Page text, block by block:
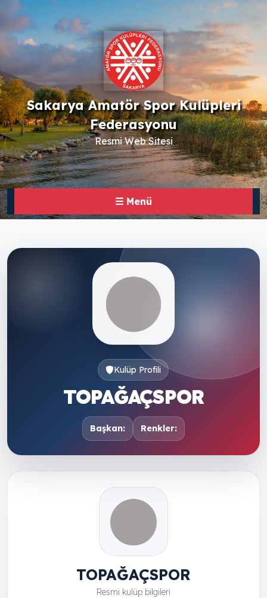
Sakarya Amatör Spor Kulüpleri
Federasyonu
Resmi Web Sitesi
☰ Menü
Kulüp Profili
TOPAĞAÇSPOR
Başkan: Renkler:
TOPAĞAÇSPOR
Resmi kulüp bilgileri